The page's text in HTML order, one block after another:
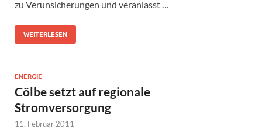
zu Verunsicherungen und veranlasst …
WEITERLESEN
ENERGIE
Cölbe setzt auf regionale
Stromversorgung
11. Februar 2011